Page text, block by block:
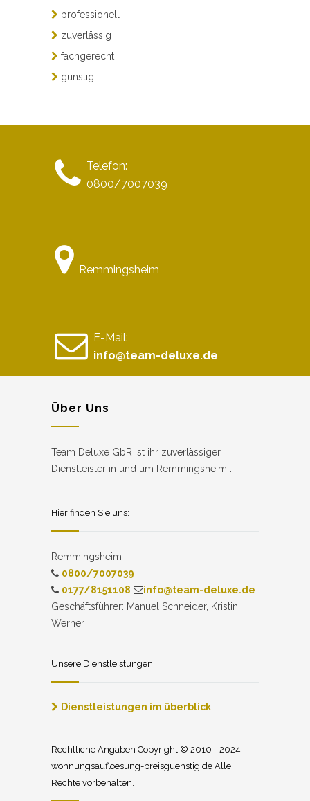
professionell
zuverlässig
fachgerecht
günstig
Telefon:
0800/7007039
Remmingsheim
E-Mail:
info@team-deluxe.de
Über Uns
Team Deluxe GbR ist ihr zuverlässiger
Dienstleister in und um Remmingsheim .
Hier finden Sie uns:
Remmingsheim
0800/7007039
0177/8151108
info@team-deluxe.de
Geschäftsführer: Manuel Schneider, Kristin
Werner
Unsere Dienstleistungen
Dienstleistungen im überblick
Rechtliche Angaben Copyright © 2010 - 2024
wohnungsaufloesung-preisguenstig.de Alle
Rechte vorbehalten.